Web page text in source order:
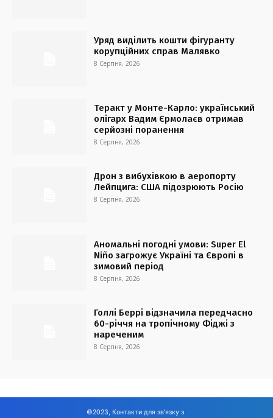
Уряд виділить кошти фігуранту
корупційних справ Малявко
8 Серпня, 2026
Теракт у Монте-Карло: український
олігарх Вадим Єрмолаєв отримав
серйозні поранення
8 Серпня, 2026
Дрон з вибухівкою в аеропорту
Лейпцига: США підозрюють Росію
8 Серпня, 2026
Аномальні погодні умови: Super El
Niño загрожує Україні та Європі в
зимовий період
8 Серпня, 2026
Голлі Беррі відзначила передчасно
60-річчя на тропічному Фіджі з
нареченим
8 Серпня, 2026
©2023, Контакти для зв'язку з